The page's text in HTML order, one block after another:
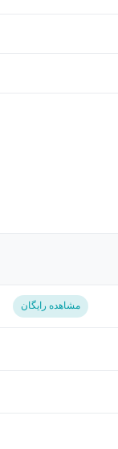
مشاهده رایگان